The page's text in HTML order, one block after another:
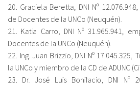
20. Graciela Beretta, DNI Nº
de Docentes de la UNCo (Neuquén).
21. Katia Carro, DNI Nº 31.965.941,
Docentes de la UNCo (Neuquén).
22. Ing. Juan Brizzio, DNI Nº
la UNCo y miembro de la CD de ADUNC
23. Dr. José Luis Bonifacio, DNI Nº